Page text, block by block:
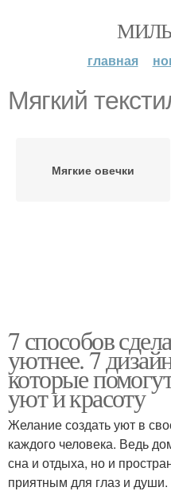
главная
Мягкий
Мягкие овечки
7 способов
уютнее. 7
которые
уют и красоту
Желание создать уют в
каждого человека. Ведь
сна и отдыха, но и
приятным для глаз и души.